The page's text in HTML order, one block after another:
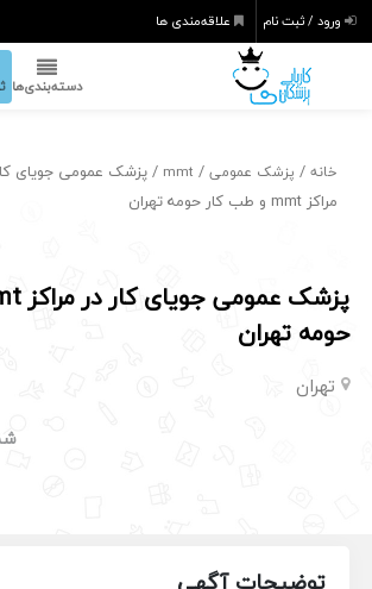
ورود / ثبت نام علاقه‌مندی ها
دسته‌بندی‌ها
خانه / پزشک عمومی /
mmt / پزشک عمومی جویای
مراکز mmt و طب کار حومه تهران
حومه تهران
تهران